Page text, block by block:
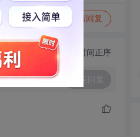
写回复
切换为时间正序